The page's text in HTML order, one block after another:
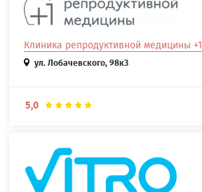
Клиника репродуктивной медицины +1
ул. Лобачевского, 98к3
5,0